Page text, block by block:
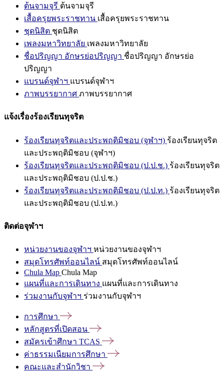
ต้นจามจุรี ต้นจามจุรี
เสื้อครุยพระราชทาน เสื้อครุยพระราชทาน
ชุดนิสิต ชุดนิสิต
เพลงมหาวิทยาลัย เพลงมหาวิทยาลัย
ชื่อปริญญา อักษรย่อปริญญา ชื่อปริญญา อักษรย่อ
ปริญญา
แบรนด์จุฬาฯ แบรนด์จุฬาฯ
ภาพบรรยากาศ ภาพบรรยากาศ
แจ้งเรื่องร้องเรียนทุจริต
ร้องเรียนทุจริตและประพฤติมิชอบ (จุฬาฯ) ร้องเรียนทุจริต
และประพฤติมิชอบ (จุฬาฯ)
ร้องเรียนทุจริตและประพฤติมิชอบ (ป.ป.ช.) ร้องเรียนทุจริต
และประพฤติมิชอบ (ป.ป.ช.)
ร้องเรียนทุจริตและประพฤติมิชอบ (ป.ป.ท.) ร้องเรียนทุจริต
และประพฤติมิชอบ (ป.ป.ท.)
ติดต่อจุฬาฯ
หน่วยงานของจุฬาฯ หน่วยงานของจุฬาฯ
สมุดโทรศัพท์ออนไลน์ สมุดโทรศัพท์ออนไลน์
Chula Map Chula Map
แผนที่และการเดินทาง แผนที่และการเดินทาง
ร่วมงานกับจุฬาฯ ร่วมงานกับจุฬาฯ
การศึกษา
หลักสูตรที่เปิดสอน
สมัครเข้าศึกษา TCAS
ค่าธรรมเนียมการศึกษา
คณะและสำนักวิชา